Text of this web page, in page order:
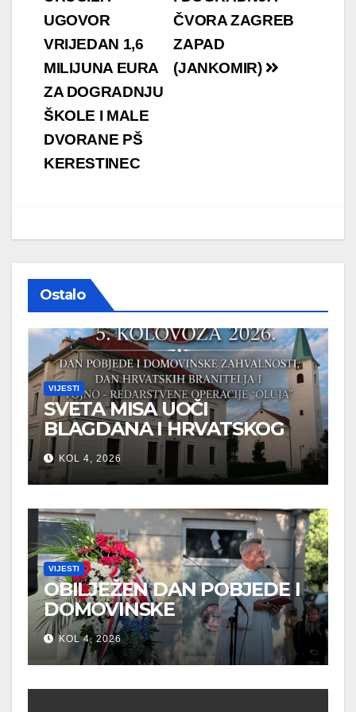
ČVORA ZAGREB
ZAPAD
(JANKOMIR)
UGOVOR
VRIJEDAN 1,6
MILIJUNA EURA
ZA DOGRADNJU
ŠKOLE I MALE
DVORANE PŠ
KERESTINEC
Ostalo
VIJESTI
SVETA MISA UOČI
BLAGDANA I HRVATSKOG
PRAZNIKA SLOBODE
KOL 4, 2026
VIJESTI
OBILJEŽEN DAN POBJEDE I
DOMOVINSKE
ZAHVALNOSTI U SVETOJ
NEDELJI
KOL 4, 2026